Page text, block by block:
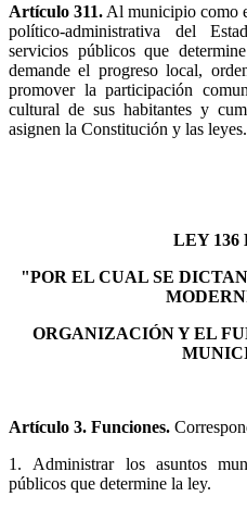
Artículo 311. Al municipio como
político‑administrativa del
servicios públicos que
demande el progreso local,
promover la participación
cultural de sus habitantes y
asignen la Constitución y las leyes.
LEY 136
"POR EL CUAL SE
ORGANIZACIÓN Y EL
Artículo 3. Funciones.
1. Administrar los asuntos
públicos que determine la ley.